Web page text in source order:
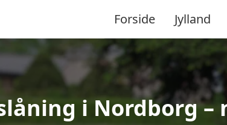
Forside Jylland
i Nordborg